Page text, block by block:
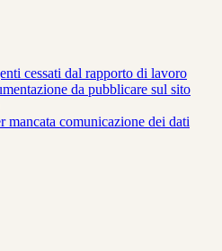
cessati dal rapporto di lavoro
da pubblicare sul sito
mancata comunicazione dei dati